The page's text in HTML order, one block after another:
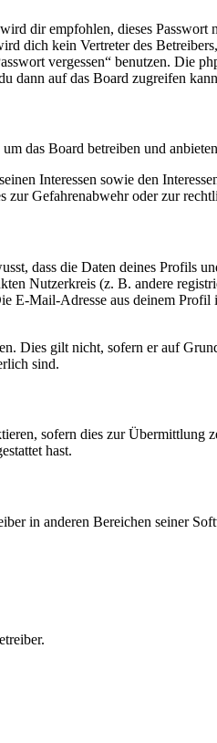
dir empfohlen, dieses
dich kein Vertreter des
vergessen“ benutzen. Die
dann auf das Board zugreifen
das Board betreiben und
Interessen sowie den
Gefahrenabwehr oder zur
dass die Daten deines Profils
Nutzerkreis (z. B. andere
E-Mail-Adresse aus deinem
Dies gilt nicht, sofern er auf
sind.
sofern dies zur
hast.
in anderen Bereichen seiner